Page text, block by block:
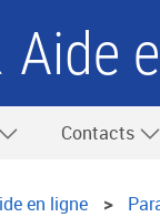
Aide
Contacts
en ligne